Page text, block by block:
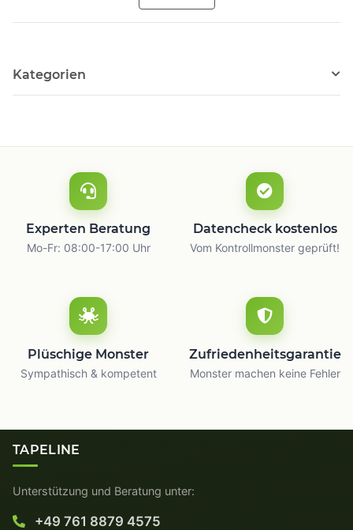
Kategorien
Experten Beratung
Mo-Fr: 08:00-17:00 Uhr
Datencheck kostenlos
Vom Kontrollmonster geprüft!
Plüschige Monster
Sympathisch & kompetent
Zufriedenheitsgarantie
Monster machen keine Fehler
TAPELINE
Unterstützung und Beratung unter:
+49 761 8879 4575